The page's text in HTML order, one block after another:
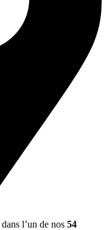
dans l’un de nos 54